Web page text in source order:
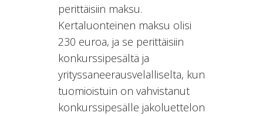
perittäisiin maksu.
Kertaluonteinen maksu olisi
230 euroa, ja se perittäisiin
konkurssipesältä ja
yrityssaneerausvelalliselta, kun
tuomioistuin on vahvistanut
konkurssipesälle jakoluettelon